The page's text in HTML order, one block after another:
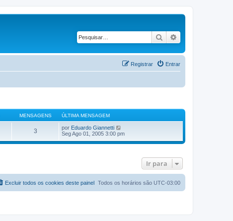
Pesquisar
Entrar
Registrar
MENSAGENS ÚLTIMA MENSAGEM
3 por Eduardo Giannetti
e
ú
a
m
e
n
e
Seg Ago 01, 2005 3:00 pm
Ir para
Todos os horários são UTC-03:00
Excluir todos os cookies deste painel